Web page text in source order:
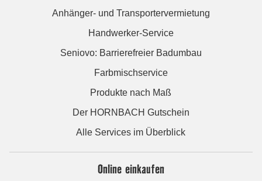
Anhänger- und Transportervermietung
Handwerker-Service
Seniovo: Barrierefreier Badumbau
Farbmischservice
Produkte nach Maß
Der HORNBACH Gutschein
Alle Services im Überblick
Online einkaufen